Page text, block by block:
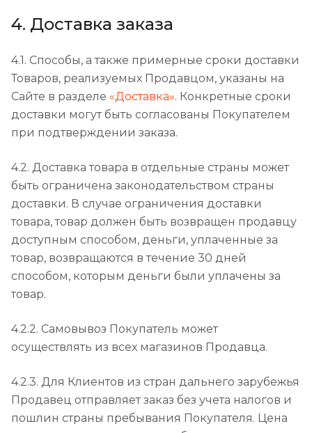
4. Доставка заказа
4.1. Способы, а также примерные сроки доставки
Товаров, реализуемых Продавцом, указаны на
Сайте в разделе «Доставка». Конкретные сроки
доставки могут быть согласованы Покупателем
при подтверждении заказа.
4.2. Доставка товара в отдельные страны может
быть ограничена законодательством страны
доставки. В случае ограничения доставки
товара, товар должен быть возвращен продавцу
доступным способом, деньги, уплаченные за
товар, возвращаются в течение 30 дней
способом, которым деньги были уплачены за
товар.
4.2.2. Самовывоз Покупатель может
осуществлять из всех магазинов Продавца.
4.2.3. Для Клиентов из стран дальнего зарубежья
Продавец отправляет заказ без учета налогов и
пошлин страны пребывания Покупателя. Цена